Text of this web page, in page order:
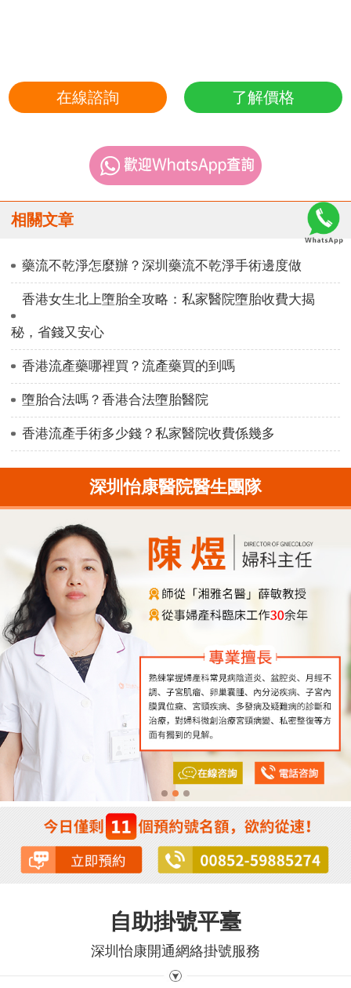
在線諮詢 了解價格
相關文章
藥流不乾淨怎麼辦？深圳藥流不乾淨手術邊度做
香港女生北上墮胎全攻略：私家醫院墮胎收費大揭
秘，省錢又安心
香港流產藥哪裡買？流產藥買的到嗎
墮胎合法嗎？香港合法墮胎醫院
香港流產手術多少錢？私家醫院收費係幾多
深圳怡康醫院醫生團隊
自助掛號平臺
深圳怡康開通網絡掛號服務